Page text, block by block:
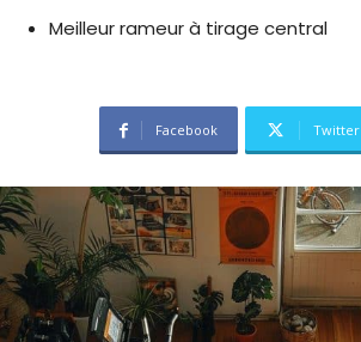
Meilleur rameur à tirage central
Facebook Twitter